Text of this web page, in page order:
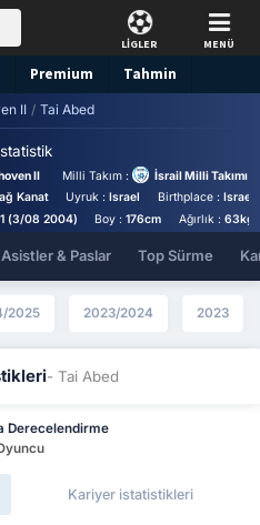
LİGLER MENÜ
Premium Tahmin
II / Tai Abed
II Milli Takım :
İsrail Milli Takımı
Kanat Uyruk :Israel Birthplace : Israel
(3/08 2004) Boy :176cm Ağırlık : 63kg
Asistler & Paslar Top Sürme
2025 2023/2024 2023
- Tai Abed
Derecelendirme
Kariyer istatistikleri